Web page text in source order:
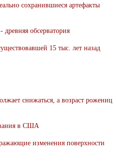
сохранившиеся артефакты
обсерватория
15 тыс. лет назад
снижаться, а возраст рожениц
в США
изменения поверхности